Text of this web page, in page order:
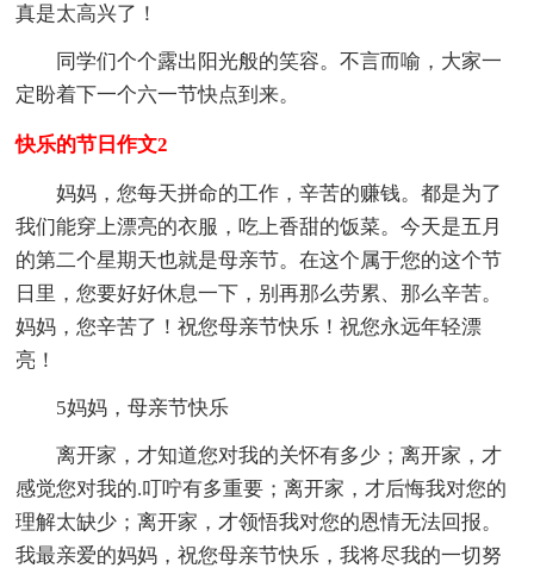
真是太高兴了！
同学们个个露出阳光般的笑容。不言而喻，大家一
定盼着下一个六一节快点到来。
快乐的节日作文2
妈妈，您每天拼命的工作，辛苦的赚钱。都是为了
我们能穿上漂亮的衣服，吃上香甜的饭菜。今天是五月
的第二个星期天也就是母亲节。在这个属于您的这个节
日里，您要好好休息一下，别再那么劳累、那么辛苦。
妈妈，您辛苦了！祝您母亲节快乐！祝您永远年轻漂
亮！
5妈妈，母亲节快乐
离开家，才知道您对我的关怀有多少；离开家，才
感觉您对我的.叮咛有多重要；离开家，才后悔我对您的
理解太缺少；离开家，才领悟我对您的恩情无法回报。
我最亲爱的妈妈，祝您母亲节快乐，我将尽我的一切努